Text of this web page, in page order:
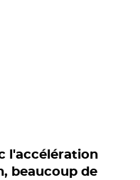
l'accélération
beaucoup de